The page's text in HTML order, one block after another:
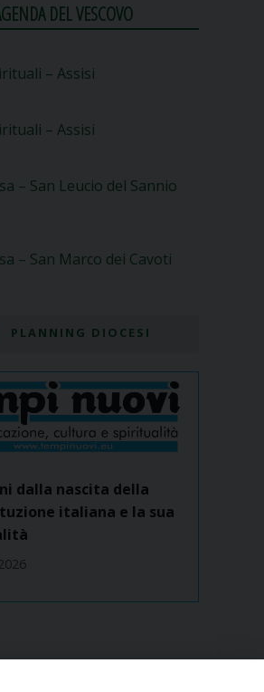
DEL VESCOVO
– Assisi
– Assisi
– San Leucio del Sannio
– San Marco dei Cavoti
PLANNING DIOCESI
dalla nascita della
italiana e la sua